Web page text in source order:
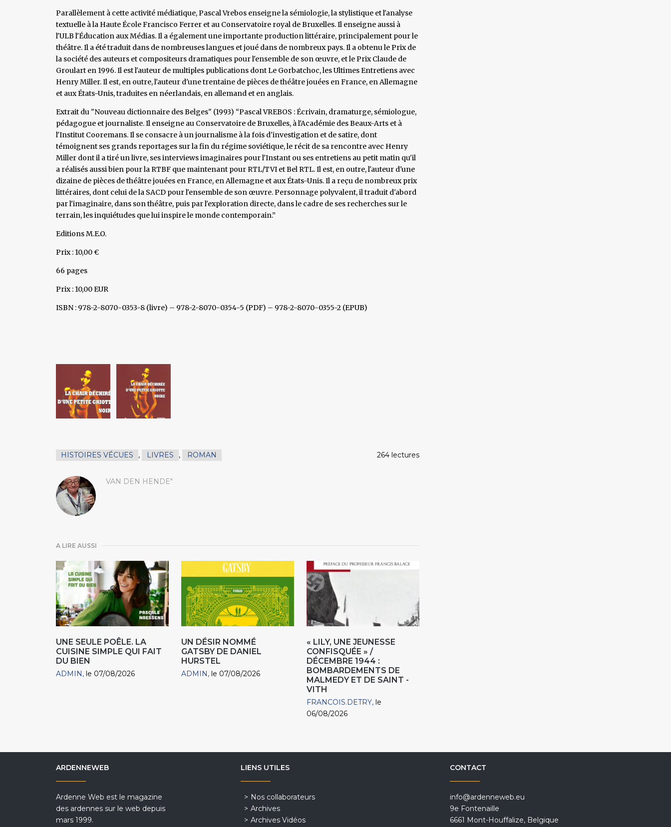
Parallèlement à cette activité médiatique, Pascal Vrebos enseigne la sémiologie, la stylistique et l'analyse
textuelle à la Haute École Francisco Ferrer et au Conservatoire royal de Bruxelles. Il enseigne aussi à
l'ULB l'Éducation aux Médias. Il a également une importante production littéraire, principalement pour le
théâtre. Il a été traduit dans de nombreuses langues et joué dans de nombreux pays. Il a obtenu le Prix de
la société des auteurs et compositeurs dramatiques pour l'ensemble de son œuvre, et le Prix Claude de
Groulart en 1996. Il est l'auteur de multiples publications dont Le Gorbatchoc, les Ultimes Entretiens avec
Henry Miller. Il est, en outre, l'auteur d'une trentaine de pièces de théâtre jouées en France, en Allemagne
et aux États-Unis, traduites en néerlandais, en allemand et en anglais.
Extrait du "Nouveau dictionnaire des Belges" (1993) “Pascal VREBOS : Écrivain, dramaturge, sémiologue,
pédagogue et journaliste. Il enseigne au Conservatoire de Bruxelles, à l'Académie des Beaux-Arts et à
l'Institut Cooremans. Il se consacre à un journalisme à la fois d'investigation et de satire, dont
témoignent ses grands reportages sur la fin du régime soviétique, le récit de sa rencontre avec Henry
Miller dont il a tiré un livre, ses interviews imaginaires pour l'Instant ou ses entretiens au petit matin qu'il
a réalisés aussi bien pour la RTBF que maintenant pour RTL/TVI et Bel RTL. Il est, en outre, l'auteur d'une
dizaine de pièces de théâtre jouées en France, en Allemagne et aux États-Unis. Il a reçu de nombreux prix
littéraires, dont celui de la SACD pour l'ensemble de son œuvre. Personnage polyvalent, il traduit d'abord
par l'imaginaire, dans son théâtre, puis par l'exploration directe, dans le cadre de ses recherches sur le
terrain, les inquiétudes que lui inspire le monde contemporain.”
Editions M.E.O.
Prix : 10,00 €
66 pages
Prix : 10,00 EUR
ISBN : 978-2-8070-0353-8 (livre) – 978-2-8070-0354-5 (PDF) – 978-2-8070-0355-2 (EPUB)
HISTOIRES VÉCUES , LIVRES , ROMAN 264 lectures
VAN DEN HENDE"
A LIRE AUSSI
UNE SEULE POÊLE. LA
CUISINE SIMPLE QUI FAIT
DU BIEN
ADMIN le 07/08/2026
UN DÉSIR NOMMÉ
GATSBY DE DANIEL
HURSTEL
ADMIN le 07/08/2026
« LILY, UNE JEUNESSE
CONFISQUÉE » /
DÉCEMBRE 1944 :
BOMBARDEMENTS DE
MALMEDY ET DE SAINT -
VITH
FRANCOIS.DETRY le
06/08/2026
ARDENNEWEB
Ardenne Web est le magazine
des ardennes sur le web depuis
mars 1999.
LIENS UTILES
Nos collaborateurs
Archives
Archives Vidéos
CONTACT
info@ardenneweb.eu
9e Fontenaille
6661 Mont-Houffalize, Belgique